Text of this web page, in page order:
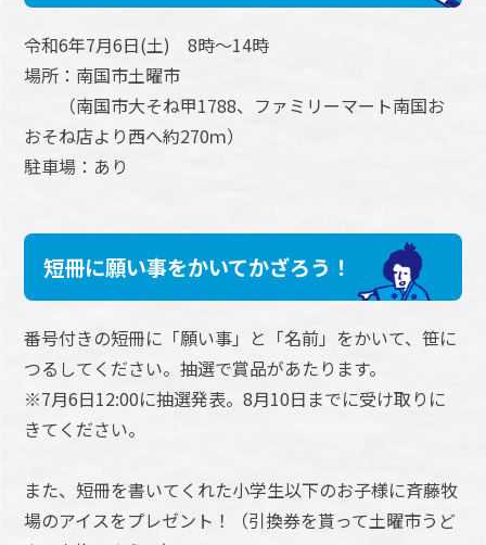
令和6年7月6日(土) 8時～14時
場所：南国市土曜市
（南国市大そね甲1788、ファミリーマート南国お
おそね店より西へ約270ｍ）
駐車場：あり
短冊に願い事をかいてかざろう！
番号付きの短冊に「願い事」と「名前」をかいて、笹に
つるしてください。抽選で賞品があたります。
※7月6日12:00に抽選発表。8月10日までに受け取りに
きてください。
また、短冊を書いてくれた小学生以下のお子様に斉藤牧
場のアイスをプレゼント！（引換券を貰って土曜市うど